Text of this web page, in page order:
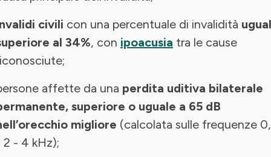
civili con una percentuale di invalidità
al 34%, con ipoacusia tra le cause
affette da una perdita uditiva bilaterale
superiore o uguale a 65 dB
migliore (calcolata sulle frequenze
2 - 4 kHz);